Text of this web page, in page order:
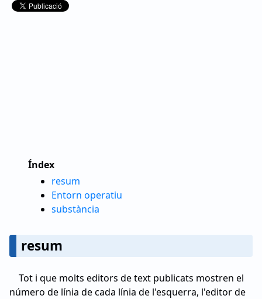
Índex
resum
Entorn operatiu
substància
resum
Tot i que molts editors de text publicats mostren el
número de línia de cada línia de l'esquerra, l'editor de